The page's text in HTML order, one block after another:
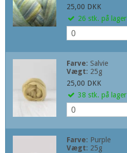
25,00 DKK
26 stk. på lager
Farve: Salvie
Vægt: 25g
25,00 DKK
38 stk. på lager
Farve: Purple
Vægt: 25g